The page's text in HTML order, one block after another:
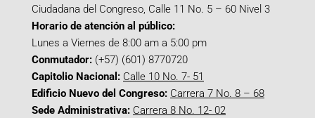
Ciudadana del Congreso, Calle 11 No. 5 – 60 Nivel 3
Horario de atención al público:
Lunes a Viernes de 8:00 am a 5:00 pm
Conmutador: (+57) (601) 8770720
Capitolio Nacional: Calle 10 No. 7- 51
Edificio Nuevo del Congreso: Carrera 7 No. 8 – 68
Sede Administrativa: Carrera 8 No. 12- 02